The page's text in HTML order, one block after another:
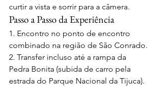
curtir a vista e sorrir para a câmera.
Passo a Passo da Experiência
1. Encontro no ponto de encontro
combinado na região de São Conrado.
2. Transfer incluso até a rampa da
Pedra Bonita (subida de carro pela
estrada do Parque Nacional da Tijuca).